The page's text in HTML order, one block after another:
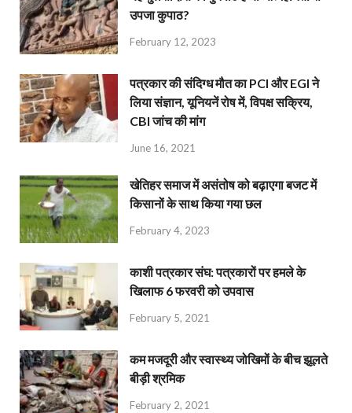
उपजा कुपाठ?
February 12, 2023
पत्रकार की संदिग्ध मौत का PCI और EGI ने
लिया संज्ञान, यूनियनें रोष में, विपक्ष सक्रिय,
CBI जांच की मांग
June 16, 2021
खेतिहर समाज में असंतोष को बढ़ाएगा बजट में
किसानों के साथ किया गया छल
February 4, 2023
काशी पत्रकार संघ: पत्रकारों पर हमले के
खिलाफ 6 फरवरी को उपवास
February 5, 2021
कम मजदूरी और स्वास्थ्य जोखिमों के बीच झूलते
बीड़ी श्रमिक
February 2, 2021